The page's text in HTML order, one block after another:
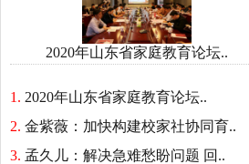
2020年山东省家庭教育论坛..
1. 2020年山东省家庭教育论坛..
2. 金紫薇：加快构建校家社协同育..
3. 孟久儿：解决急难愁盼问题 回..